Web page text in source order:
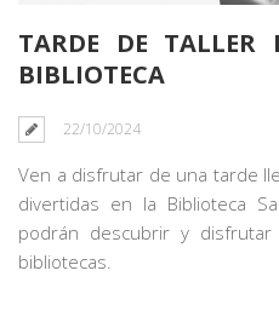
TARDE DE
BIBLIOTECA
22/10/2024
Ven a disfrutar de una tarde
divertidas en la Biblioteca
podrán descubrir y
bibliotecas.